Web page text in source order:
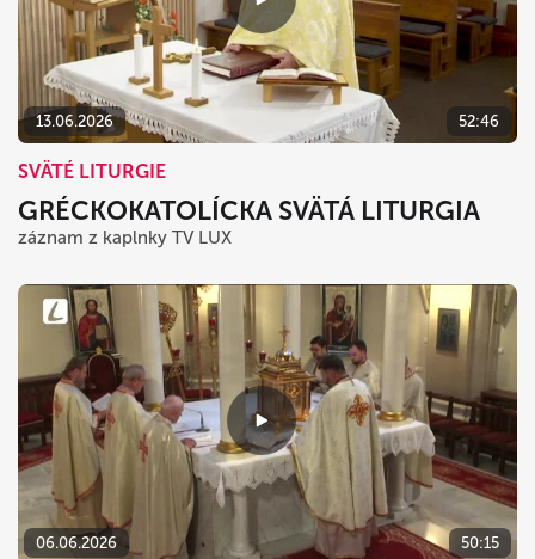
13.06.2026 52:46
SVÄTÉ LITURGIE
GRÉCKOKATOLÍCKA SVÄTÁ LITURGIA
záznam z kaplnky TV LUX
06.06.2026 50:15